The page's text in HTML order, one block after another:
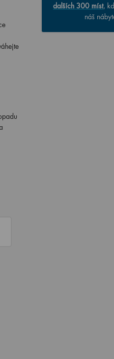
dalších 300 míst,
náš